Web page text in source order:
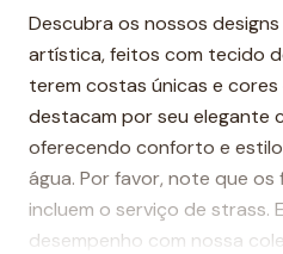
Descubra os nossos
artística, feitos com tecido
terem costas únicas e
destacam por seu elegante
oferecendo conforto e
água. Por favor, note que
incluem o serviço de strass.
desempenho com nossa